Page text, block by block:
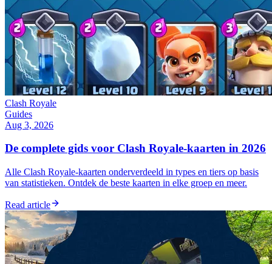
Clash Royale
Guides
Aug 3, 2026
De complete gids voor Clash Royale-kaarten in 2026
Alle Clash Royale-kaarten onderverdeeld in types en tiers op basis
van statistieken. Ontdek de beste kaarten in elke groep en meer.
Read article